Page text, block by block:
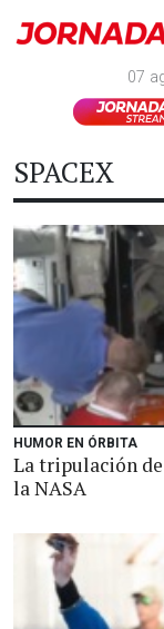
07
SPACEX
HUMOR EN ÓRBITA
La tripulación
la NASA